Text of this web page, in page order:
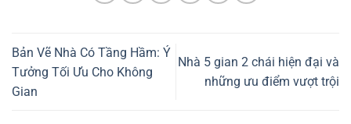
Bản Vẽ Nhà Có Tầng Hầm: Ý
Tưởng Tối Ưu Cho Không
Gian
Nhà 5 gian 2 chái hiện đại và
những ưu điểm vượt trội